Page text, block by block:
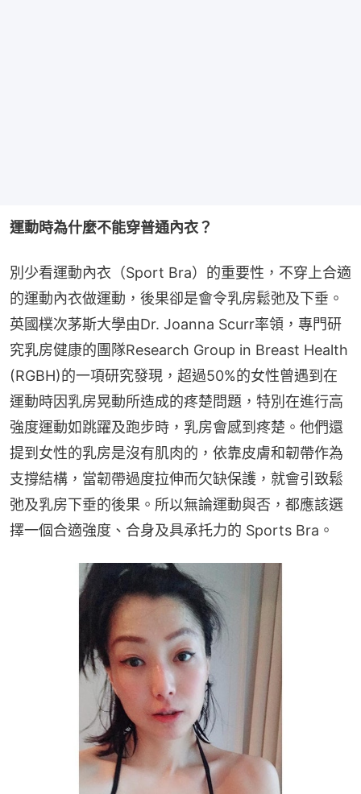
運動時為什麼不能穿普通內衣？
別少看運動內衣（Sport Bra）的重要性，不穿上合適
的運動內衣做運動，後果卻是會令乳房鬆弛及下垂。
英國樸次茅斯大學由Dr. Joanna Scurr率領，專門研
究乳房健康的團隊Research Group in Breast Health
(RGBH)的一項研究發現，超過50%的女性曾遇到在
運動時因乳房晃動所造成的疼楚問題，特別在進行高
強度運動如跳躍及跑步時，乳房會感到疼楚。他們還
提到女性的乳房是沒有肌肉的，依靠皮膚和韌帶作為
支撐結構，當韌帶過度拉伸而欠缺保護，就會引致鬆
弛及乳房下垂的後果。所以無論運動與否，都應該選
擇一個合適強度、合身及具承托力的 Sports Bra。